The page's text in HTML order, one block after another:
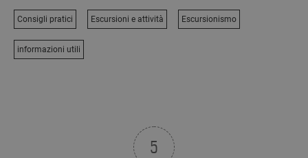
Consigli pratici Escursioni e attività Escursionismo
informazioni utili
5